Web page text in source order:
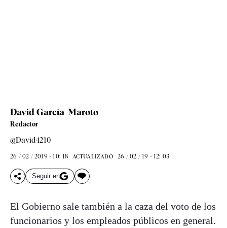
David García-Maroto
Redactor
@David4210
26 / 02 / 2019 - 10: 18 ACTUALIZADO 26 / 02 / 19 - 12: 03
Seguir en
El Gobierno sale también a la caza del voto de los
funcionarios y los empleados públicos en general.